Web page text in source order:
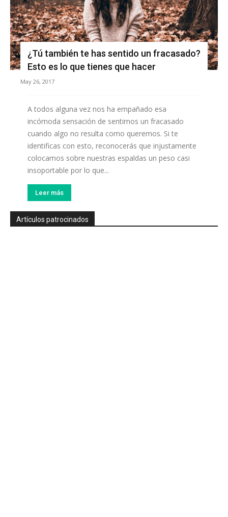
¿Tú también te has sentido un fracasado?
Esto es lo que tienes que hacer
May 26, 2017
A todos alguna vez nos ha empañado esa
incómoda sensación de sentirnos un fracasado
cuando algo no resulta como queremos. Si te
identificas con esto, reconocerás que injustamente
colocamos sobre nuestras espaldas un peso casi
insoportable por lo que...
Leer más
Artículos patrocinados